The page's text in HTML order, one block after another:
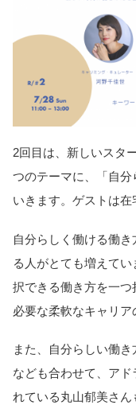
2回目は、新しいスタ
つのテーマに、「自
いきます。ゲストは在
自分らしく働ける働
る人がとても増えて
択できる働き方を一
必要な柔軟なキャリア
また、自分らしい働
なども合わせて、ア
れている丸山郁美さ